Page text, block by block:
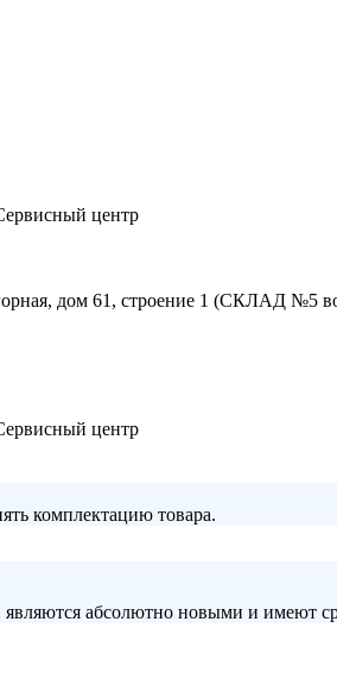
центр
дом 61, строение 1 (СКЛАД №5
центр
комплектацию товара.
абсолютно новыми и имеют